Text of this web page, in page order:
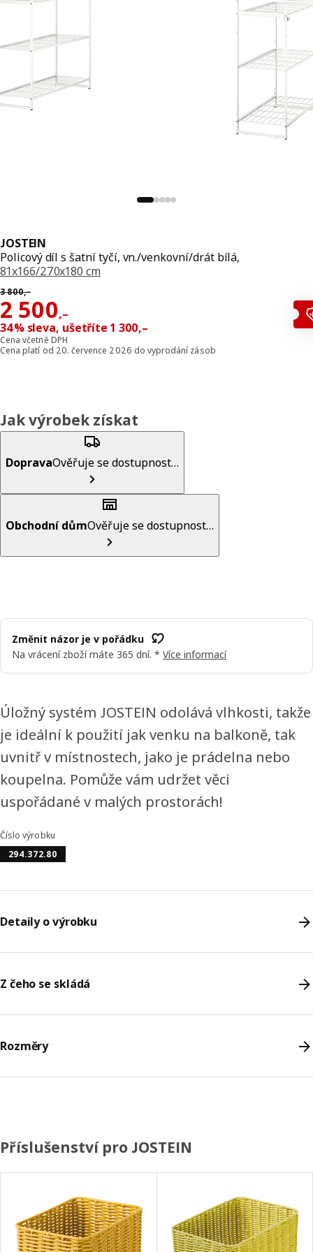
JOSTEIN
Policový díl s šatní tyčí, vn./venkovní/drát bílá,
81x166/270x180 cm
3 800,–
Původní cena 3800,–
2 500,–
Cena 2500,–
34% sleva, ušetříte 1 300,–
Cena včetně DPH
Cena platí od 20. července 2026 do vyprodání zásob
Jak výrobek získat
DopravaOvěřuje se dostupnost…
Obchodní důmOvěřuje se dostupnost…
Změnit názor je v pořádku
Na vrácení zboží máte 365 dní. * Více informací
Úložný systém JOSTEIN odolává vlhkosti, takže
je ideální k použití jak venku na balkoně, tak
uvnitř v místnostech, jako je prádelna nebo
koupelna. Pomůže vám udržet věci
uspořádané v malých prostorách!
Číslo výrobku
294.372.80
Detaily o výrobku
Z čeho se skládá
Rozměry
Příslušenství pro JOSTEIN